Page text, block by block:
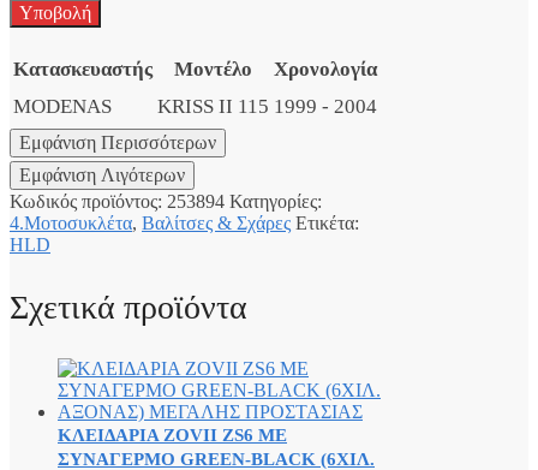
Κατασκευαστής Μοντέλο
Χρονολογία
MODENAS
KRISS II 115 1999 - 2004
Κωδικός προϊόντος: 253894 Κατηγορίες:
4.Μοτοσυκλέτα, Βαλίτσες & Σχάρες Ετικέτα:
HLD
Σχετικά προϊόντα
ΚΛΕΙΔΑΡΙΑ ZOVII ZS6 ΜΕ
ΣΥΝΑΓΕΡΜΟ GREEN-BLACK (6ΧΙΛ.